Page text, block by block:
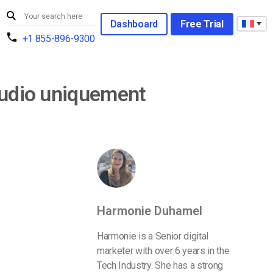
+1 855-896-9300
Dashboard Free Trial
uniquement
Harmonie Duhamel
Harmonie is a Senior digital
marketer with over 6 years in the
Tech Industry. She has a strong